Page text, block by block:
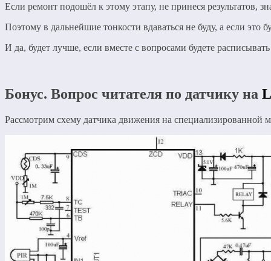
Если ремонт подошёл к этому этапу, не принеся результатов,
Поэтому в дальнейшие тонкости вдаваться не буду, а если это
И да, будет лучше, если вместе с вопросами будете
Бонус. Вопрос читателя по датчику на
Рассмотрим схему датчика движения на специализированной